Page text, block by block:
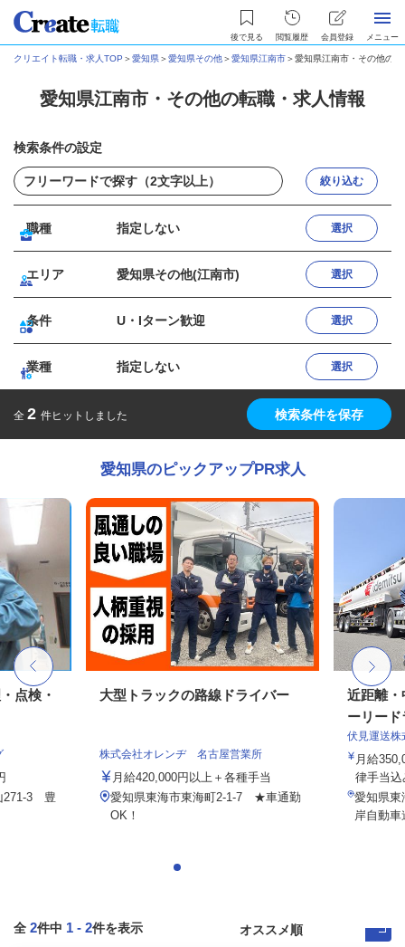
後で見る 閲覧履歴 会員登録 メニュー
クリエイト転職・求人TOP ＞愛知県＞愛知県その他＞愛知県江南市＞愛知県江南市・その他の
愛知県江南市・その他の転職・求人情報
検索条件の設定
絞り込む
職種 指定しない 選択
エリア 愛知県その他(江南市) 選択
条件 U・Iターン歓迎 選択
業種 指定しない 選択
全 2 件ヒットしました 検索条件を保存
愛知県のピックアップPR求人
点検・
271-3 豊
大型トラックの路線ドライバー
株式会社オレンヂ 名古屋営業所
月給420,000円以上＋各種手当
愛知県東海市東海町2-1-7 ★車通勤
OK！
近距離・
ーリー
伏見運送株
月給
律手当
愛知県東
岸自動
全 2件中 1 - 2件を表示